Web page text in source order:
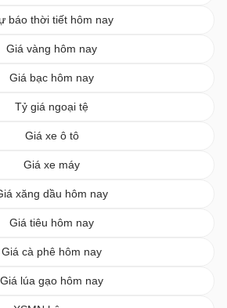
báo thời tiết hôm nay
Giá vàng hôm nay
Giá bạc hôm nay
Tỷ giá ngoại tệ
Giá xe ô tô
Giá xe máy
xăng dầu hôm nay
Giá tiêu hôm nay
Giá cà phê hôm nay
Giá lúa gạo hôm nay